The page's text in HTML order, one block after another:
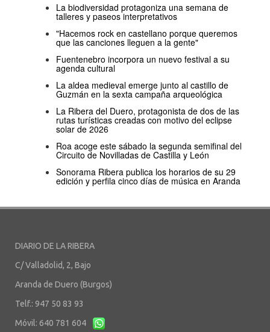
La biodiversidad protagoniza una semana de
talleres y paseos interpretativos
"Hacemos rock en castellano porque queremos
que las canciones lleguen a la gente"
Fuentenebro incorpora un nuevo festival a su
agenda cultural
La aldea medieval emerge junto al castillo de
Guzmán en la sexta campaña arqueológica
La Ribera del Duero, protagonista de dos de las
rutas turísticas creadas con motivo del eclipse
solar de 2026
Roa acoge este sábado la segunda semifinal del
Circuito de Novilladas de Castilla y León
Sonorama Ribera publica los horarios de su 29
edición y perfila cinco días de música en Aranda
DIARIO DE LA RIBERA
C/ Valladolid, 2, Bajo
Aranda de Duero (Burgos)
Telf.: 947 50 83 93
Móvil: 640 781 604